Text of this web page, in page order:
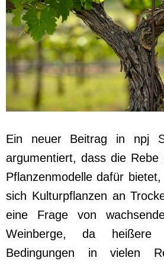
Ein neuer Beitrag in npj
argumentiert, dass die Rebe
Pflanzenmodelle dafür
sich Kulturpflanzen an
eine Frage von
Weinberge, da heißere
Bedingungen in vielen